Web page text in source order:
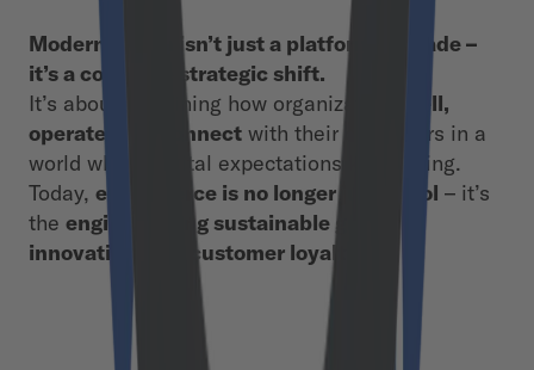
Modernization isn’t just a platform upgrade –
it’s a complete strategic shift.
It’s about redefining how organizations
sell,
operate, and connect with their customers in a
world where digital expectations keep rising.
Today, eCommerce is no longer just a tool – it’s
the engine driving sustainable growth,
innovation, and customer loyalty.